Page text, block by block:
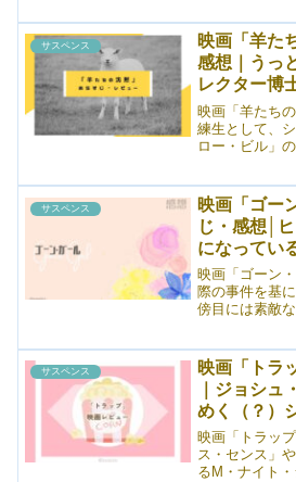
そういったこ
のシシーたち
けのお話です
る）。主人公
珍しいですよ
ツ。倫理観は
かれているの
きっと。
サスペンス
映画「羊た
感想｜うっ
レクター博
映画「羊たち
練生として、
ロー・ビル」
ったクラリス
猟奇的な殺人
たハンニバル
になる。レク
リスは自身の
になって……と
と残虐性とを
ー博士の知的
す。
サスペンス
映画「ゴー
じ・感想│
になってい
件
映画「ゴーン
際の事件を基
傍目には素敵
際の内情は誰
にすら詳しい
い……そんな、
けれどそのあ
二人の物語で
ンド・パイク
迫った演技は
サスペンス
映画「トラ
｜ジョシュ
めく（？）
映画「トラッ
ス・センス」
るM・ナイト